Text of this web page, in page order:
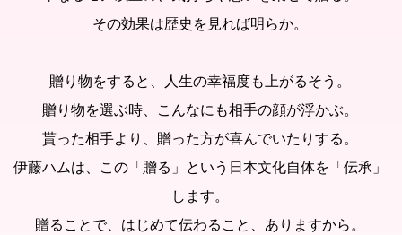
その効果は歴史を見れば明らか。
贈り物をすると、人生の幸福度も上がるそう。
贈り物を選ぶ時、こんなにも相手の顔が浮かぶ。
貰った相手より、贈った方が喜んでいたりする。
伊藤ハムは、この「贈る」という日本文化自体を「伝承」
します。
贈ることで、はじめて伝わること、ありますから。